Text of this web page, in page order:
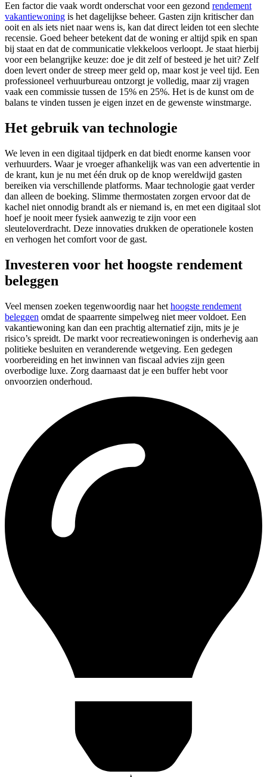
Een factor die vaak wordt onderschat voor een gezond rendement
vakantiewoning is het dagelijkse beheer. Gasten zijn kritischer dan
ooit en als iets niet naar wens is, kan dat direct leiden tot een slechte
recensie. Goed beheer betekent dat de woning er altijd spik en span
bij staat en dat de communicatie vlekkeloos verloopt. Je staat hierbij
voor een belangrijke keuze: doe je dit zelf of besteed je het uit? Zelf
doen levert onder de streep meer geld op, maar kost je veel tijd. Een
professioneel verhuurbureau ontzorgt je volledig, maar zij vragen
vaak een commissie tussen de 15% en 25%. Het is de kunst om de
balans te vinden tussen je eigen inzet en de gewenste winstmarge.
Het gebruik van technologie
We leven in een digitaal tijdperk en dat biedt enorme kansen voor
verhuurders. Waar je vroeger afhankelijk was van een advertentie in
de krant, kun je nu met één druk op de knop wereldwijd gasten
bereiken via verschillende platforms. Maar technologie gaat verder
dan alleen de boeking. Slimme thermostaten zorgen ervoor dat de
kachel niet onnodig brandt als er niemand is, en met een digitaal slot
hoef je nooit meer fysiek aanwezig te zijn voor een
sleuteloverdracht. Deze innovaties drukken de operationele kosten
en verhogen het comfort voor de gast.
Investeren voor het hoogste rendement
beleggen
Veel mensen zoeken tegenwoordig naar het hoogste rendement
beleggen omdat de spaarrente simpelweg niet meer voldoet. Een
vakantiewoning kan dan een prachtig alternatief zijn, mits je je
risico’s spreidt. De markt voor recreatiewoningen is onderhevig aan
politieke besluiten en veranderende wetgeving. Een gedegen
voorbereiding en het inwinnen van fiscaal advies zijn geen
overbodige luxe. Zorg daarnaast dat je een buffer hebt voor
onvoorzien onderhoud.